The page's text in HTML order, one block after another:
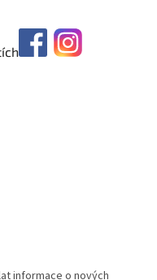
informace o nových